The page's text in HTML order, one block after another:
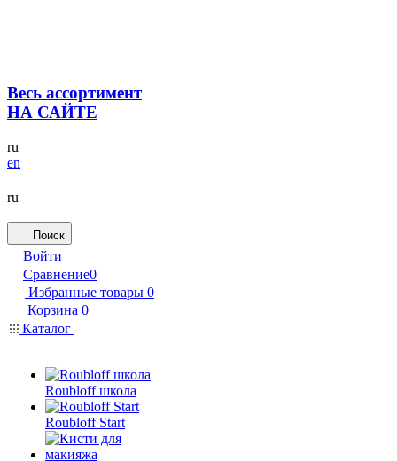
Весь ассортимент
НА САЙТЕ
ru
en
ru
Поиск
Войти
Сравнение0
Избранные товары 0
Корзина 0
Каталог
Roubloff школа
Roubloff Start